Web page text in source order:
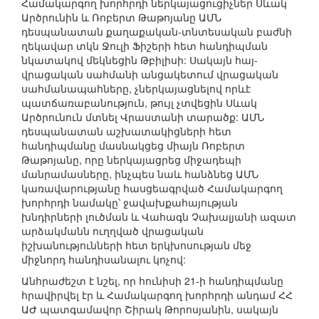
Համակարգող խորհրդի ներկայացուցիչներ Սևակ
Արծրունին և Ռոբերտ Թաթոյանը ԱՄՆ
դեսպանատան քաղաքական-տնտեսական բաժնի
ղեկավար տկն Ջուլի Ֆիշերի հետ հանդիպման
նկատակով մեկնեցին Թբիլիսի: Սակայն հայ-
վրացական սահմանի անցակետում վրացական
սահմանապահները, չներկայացնելով որևէ
պատճառաբանություն, թույլ չտվեցին Սևակ
Արծրունուն մտնել Վրաստանի տարածք: ԱՄՆ
դեսպանատան աշխատակիցների հետ
հանդիպմանը մասնակցեց միայն Ռոբերտ
Թաթոյանը, որը ներկայացրեց միջադեպի
մանրամասները, ինչպես նաև հանձնեց ԱՄՆ
կառավարությանը հասցեագրված Համակարգող
խորհրդի նամակը՝ ջավախքահայության
խնդիրների լուծման և Վահագն Չախալյանի ազատ
արձակմանն ուղղված վրացական
իշխանությունների հետ երկխոսության մեջ
միջնորդ հանդիսանալու կոչով:
Անհրաժեշտ է նշել, որ հունիսի 21-ի հանդիպմանը
հրավիրվել էր և Համակարգող խորհրդի անդամ ՀՀ
ԱԺ պատգամավոր Շիրակ Թորոսյանին, սակայն